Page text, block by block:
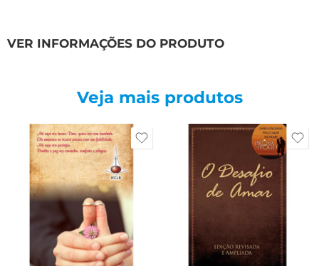
VER INFORMAÇÕES DO PRODUTO
Veja mais produtos